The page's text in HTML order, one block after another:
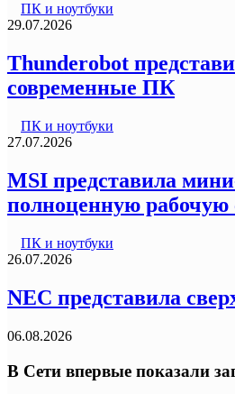
ПК и ноутбуки
29.07.2026
Thunderobot
современные ПК
ПК и ноутбуки
27.07.2026
MSI представила
полноценную
ПК и ноутбуки
26.07.2026
NEC представила
06.08.2026
В Сети впервые показали